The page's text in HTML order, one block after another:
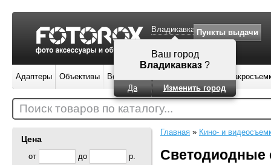
Цена
от до р.
Главная » Кино- и
Светодиодные
Владикавказ
Ваш город
Владикавказ
Да Изменить город
Пункты выдачи
Адаптеры Объективы Вспышки
Поиск товаров по каталогу...